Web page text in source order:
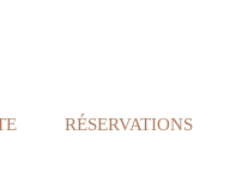
RÉSERVATIONS